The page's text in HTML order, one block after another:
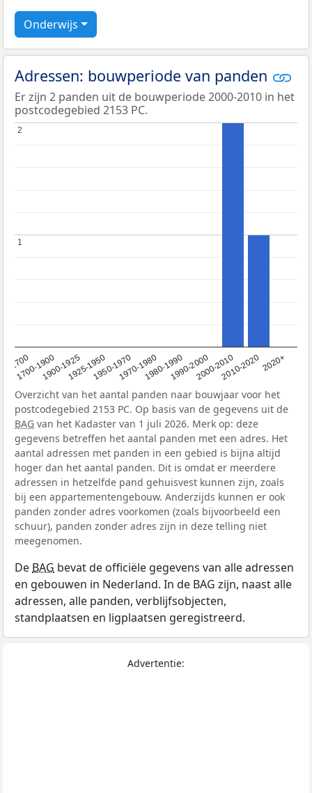
Onderwijs
Adressen: bouwperiode van panden
Er zijn 2 panden uit de bouwperiode 2000-2010 in het
postcodegebied 2153 PC.
<1700
1700-19001900-19251925-19501950-19701970-19801980-19901990-20002000-20102010-20202020+
1
1
2
2
Overzicht van het aantal panden naar bouwjaar voor het
postcodegebied 2153 PC. Op basis van de gegevens uit de
BAG van het Kadaster van 1 juli 2026. Merk op: deze
gegevens betreffen het aantal panden met een adres. Het
aantal adressen met panden in een gebied is bijna altijd
hoger dan het aantal panden. Dit is omdat er meerdere
adressen in hetzelfde pand gehuisvest kunnen zijn, zoals
bij een appartementengebouw. Anderzijds kunnen er ook
panden zonder adres voorkomen (zoals bijvoorbeeld een
schuur), panden zonder adres zijn in deze telling niet
meegenomen.
De BAG bevat de officiële gegevens van alle adressen
en gebouwen in Nederland. In de BAG zijn, naast alle
adressen, alle panden, verblijfsobjecten,
standplaatsen en ligplaatsen geregistreerd.
Advertentie: